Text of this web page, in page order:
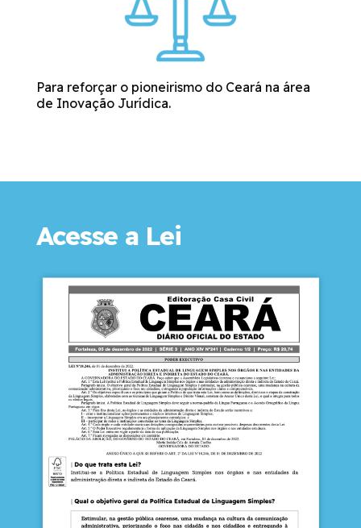
Para reforçar o pioneirismo do Ceará na área
de Inovação Jurídica.
Acesse a Lei